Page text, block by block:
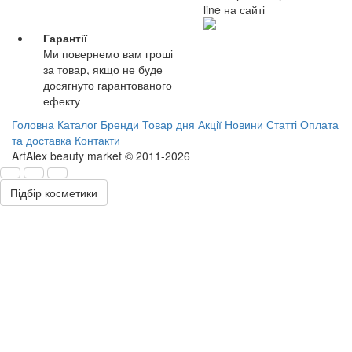
line на сайті
Гарантії
Ми повернемо вам гроші
за товар, якщо не буде
досягнуто гарантованого
ефекту
Головна Каталог Бренди Товар дня Акції Новини Статті Оплата
та доставка Контакти
ArtAlex beauty market © 2011-2026
Підбір косметики